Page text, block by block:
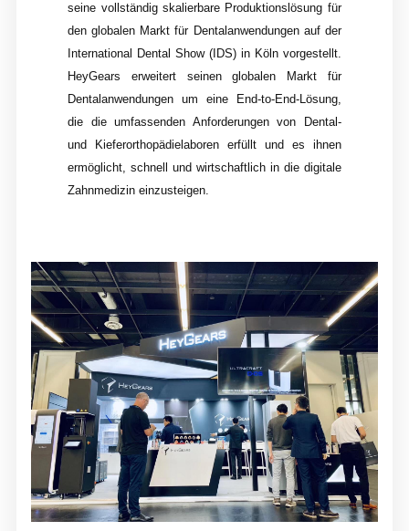
seine vollständig skalierbare Produktionslösung für
den globalen Markt für Dentalanwendungen auf der
International Dental Show (IDS) in Köln vorgestellt.
HeyGears erweitert seinen globalen Markt für
Dentalanwendungen um eine End-to-End-Lösung,
die die umfassenden Anforderungen von Dental-
und Kieferorthopädielaboren erfüllt und es ihnen
ermöglicht, schnell und wirtschaftlich in die digitale
Zahnmedizin einzusteigen.